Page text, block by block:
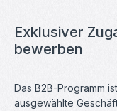
Exklusiver
bewerben
Das B2B-Programm
ausgewählte